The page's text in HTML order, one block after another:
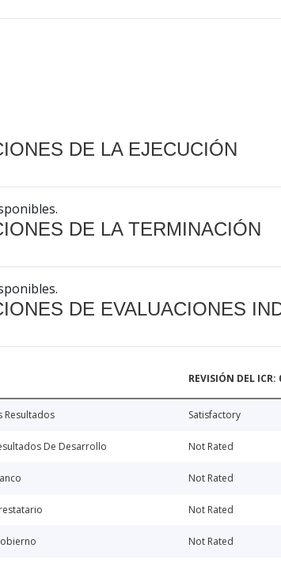
DE LA EJECUCIÓN
DE LA TERMINACIÓN
DE EVALUACIONES
REVISIÓN DEL
Resultados Satisfactory
De Desarrollo Not Rated
Not Rated
Not Rated
Not Rated